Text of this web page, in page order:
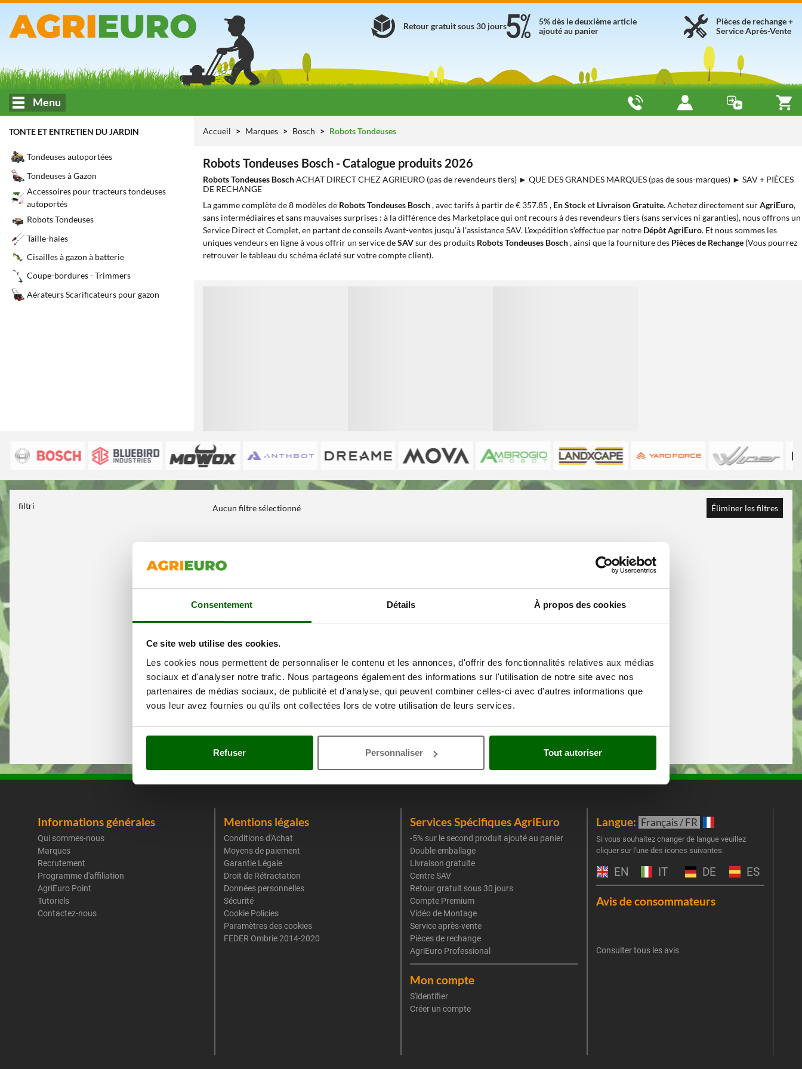
Consentement Détails À propos des cookies
Ce site web utilise des cookies.
Les cookies nous permettent de personnaliser le contenu et les annonces, d'offrir des fonctionnalités relatives aux médias
sociaux et d'analyser notre trafic. Nous partageons également des informations sur l'utilisation de notre site avec nos
partenaires de médias sociaux, de publicité et d'analyse, qui peuvent combiner celles-ci avec d'autres informations que
vous leur avez fournies ou qu'ils ont collectées lors de votre utilisation de leurs services.
Refuser Personnaliser Tout autoriser
Pièces de rechange +
Service Après-Vente
5% dès le deuxième article
ajouté au panier
Retour gratuit sous 30 jours
Menu
TONTE ET ENTRETIEN DU JARDIN
Tondeuses autoportées
Tondeuses à Gazon
Accessoires pour tracteurs tondeuses
autoportés
Robots Tondeuses
Taille-haies
Cisailles à gazon à batterie
Coupe-bordures - Trimmers
Aérateurs Scarificateurs pour gazon
Accueil Marques Bosch Robots Tondeuses
Robots Tondeuses Bosch - Catalogue produits 2026
Robots Tondeuses BoschACHAT DIRECT CHEZ AGRIEURO (pas de revendeurs tiers) ► QUE DES GRANDES MARQUES (pas de sous-marques) ► SAV + PIÈCES
DE RECHANGE
La gamme complète de 8 modèles de Robots Tondeuses Bosch, avec tarifs à partir de € 357.85 , En Stocket Livraison Gratuite. Achetez directement surAgriEuro,
sans intermédiaires et sans mauvaises surprises : à la différence des Marketplace qui ont recours à des revendeurs tiers (sans services ni garanties), nous offrons un
Service Direct et Complet, en partant de conseils Avant-ventes jusqu’à l’assistance SAV. L’expédition s’effectue par notre Dépôt AgriEuro. Et nous sommes les
uniques vendeurs en ligne à vous offrir un service deSAVsur des produits Robots Tondeuses Bosch, ainsi que la fourniture des Pièces de Rechange (Vous pourrez
retrouver le tableau du schéma éclaté sur votre compte client).
filtri Aucun filtre sélectionné Éliminer les filtres
Informations générales
Qui sommes-nous
Marques
Recrutement
Programme d'affiliation
AgriEuro Point
Tutoriels
Contactez-nous
Mentions légales
Conditions d'Achat
Moyens de paiement
Garantie Légale
Droit de Rétractation
Données personnelles
Sécurité
Cookie Policies
Paramètres des cookies
FEDER Ombrie 2014-2020
Services Spécifiques AgriEuro
-5% sur le second produit ajouté au panier
Double emballage
Livraison gratuite
Centre SAV
Retour gratuit sous 30 jours
Compte Premium
Vidéo de Montage
Service après-vente
Pièces de rechange
AgriEuro Professional
Mon compte
S'identifier
Créer un compte
Langue: Français / FR
Si vous souhaitez changer de langue veuillez
cliquer sur l'une des icones suivantes:
EN IT DE ES
Avis de consommateurs
Consulter tous les avis